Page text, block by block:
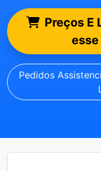
Preços E
Pedidos